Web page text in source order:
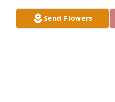
Send Flowers